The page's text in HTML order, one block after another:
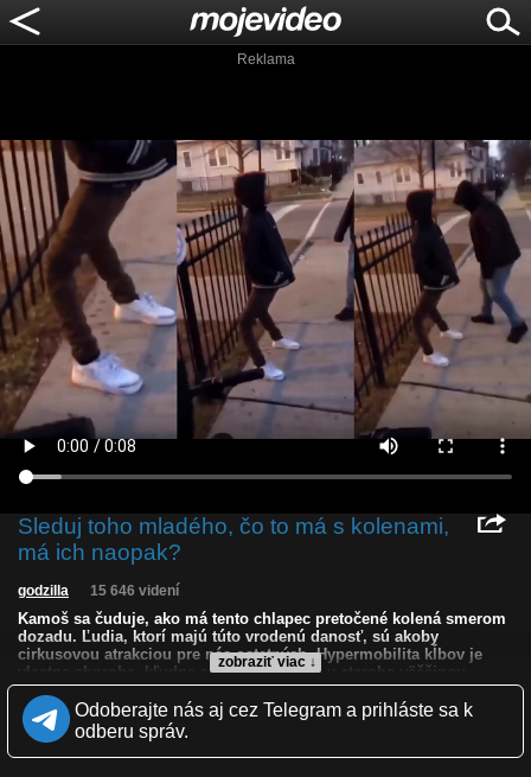
Reklama
Sleduj toho mladého, čo to má s kolenami,
má ich naopak?
zobraziť viac ↓
godzilla 15 646 videní
Kamoš sa čuduje, ako má tento chlapec pretočené kolená smerom
dozadu. Ľudia, ktorí majú túto vrodenú danosť, sú akoby
cirkusovou atrakciou pre nás ostatných. Hypermobilita kĺbov je
vlastne choroba, kľudne si s ňou žijú, ale v starobe väčšinou
končia na invalidnom vozíku, pretože majú vydraté chrupavky.
Kvalita: NQ
LQ
Odoberajte nás aj cez Telegram a prihláste sa k
odberu správ.